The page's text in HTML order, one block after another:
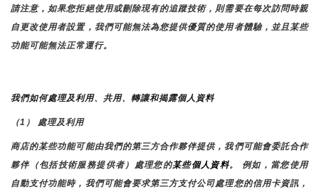
請注意，如果您拒絕使用或刪除現有的追蹤技術，則需要在每次訪問時親
自更改使用者設置，我們可能無法為您提供優質的使用者體驗，並且某些
功能可能無法正常運行。
我們如何處理及利用、共用、轉讓和揭露個人資料
（1） 處理及利用
商店的某些功能可能由我們的第三方合作夥伴提供，我們可能會委託合作
夥伴（包括技術服務提供者）處理您的某些個人資料。 例如，當您使用
自動支付功能時，我們可能會要求第三方支付公司處理您的信用卡資訊，